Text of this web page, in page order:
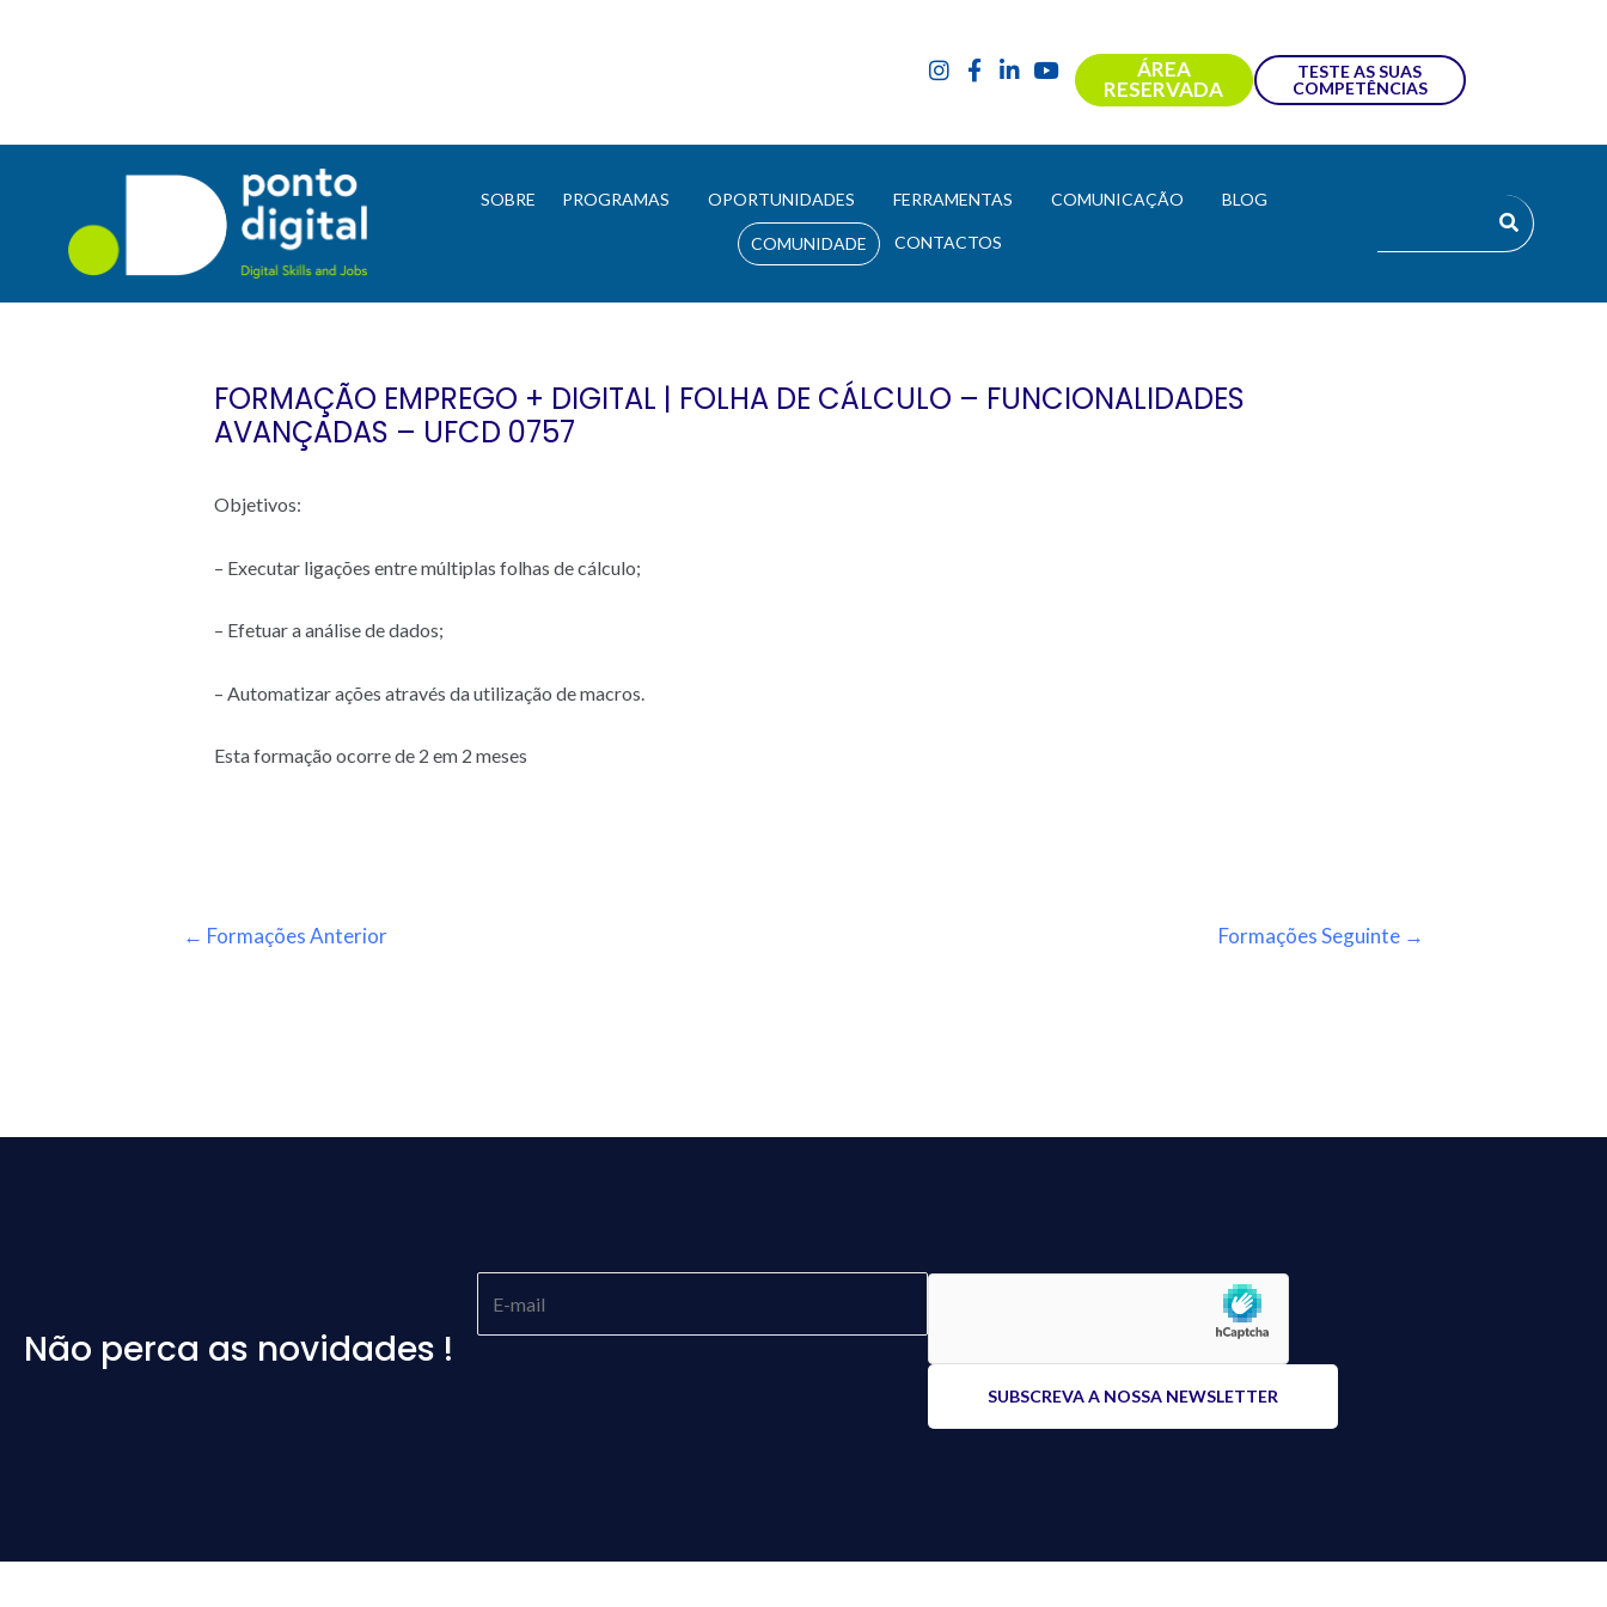
ÁREA
RESERVADA
TESTE AS SUAS
COMPETÊNCIAS
SOBRE PROGRAMAS OPORTUNIDADES FERRAMENTAS COMUNICAÇÃO BLOG
COMUNIDADE CONTACTOS
FORMAÇÃO EMPREGO + DIGITAL | FOLHA DE CÁLCULO – FUNCIONALIDADES
AVANÇADAS – UFCD 0757
Objetivos:
– Executar ligações entre múltiplas folhas de cálculo;
– Efetuar a análise de dados;
– Automatizar ações através da utilização de macros.
Esta formação ocorre de 2 em 2 meses
← Formações Anterior Formações Seguinte →
Não perca as novidades !